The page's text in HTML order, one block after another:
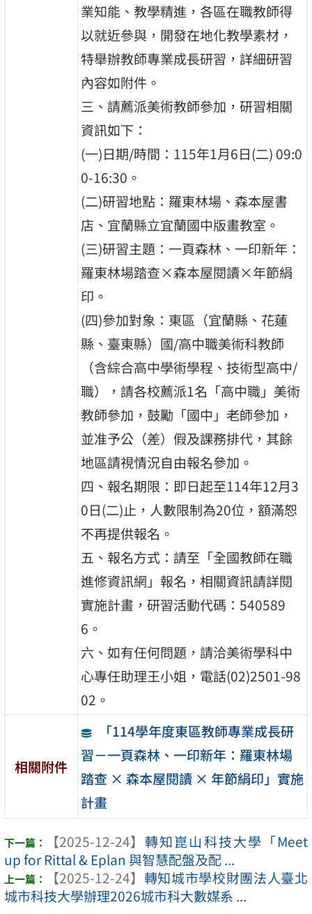
業知能、教學精進，各區在職教師得
以就近參與，開發在地化教學素材，
特舉辦教師專業成長研習，詳細研習
內容如附件。
三、請薦派美術教師參加，研習相關
資訊如下：
(一)日期/時間：115年1月6日(二) 09:0
0-16:30。
(二)研習地點：羅東林場、森本屋書
店、宜蘭縣立宜蘭國中版畫教室。
(三)研習主題：一頁森林、一印新年：
羅東林場踏查×森本屋閱讀×年節絹
印。
(四)參加對象：東區（宜蘭縣、花蓮
縣、臺東縣）國/高中職美術科教師
（含綜合高中學術學程、技術型高中/
職），請各校薦派1名「高中職」美術
教師參加，鼓勵「國中」老師參加，
並准予公（差）假及課務排代，其餘
地區請視情況自由報名參加。
四、報名期限：即日起至114年12月3
0日(二)止，人數限制為20位，額滿恕
不再提供報名。
五、報名方式：請至「全國教師在職
進修資訊網」報名，相關資訊請詳閱
實施計畫，研習活動代碼：540589
6。
六、如有任何問題，請洽美術學科中
心專任助理王小姐，電話(02)2501-98
02。
相關附件
「114學年度東區教師專業成長研
習－一頁森林、一印新年：羅東林場
踏查 × 森本屋閱讀 × 年節絹印」實施
計畫
【2025-12-24】 轉知崑山科技大學「Meet
up for Rittal & Eplan 與智慧配盤及配 ...
【2025-12-24】 轉知城市學校財團法人臺北
城市科技大學辦理2026城市科大數媒系 ...